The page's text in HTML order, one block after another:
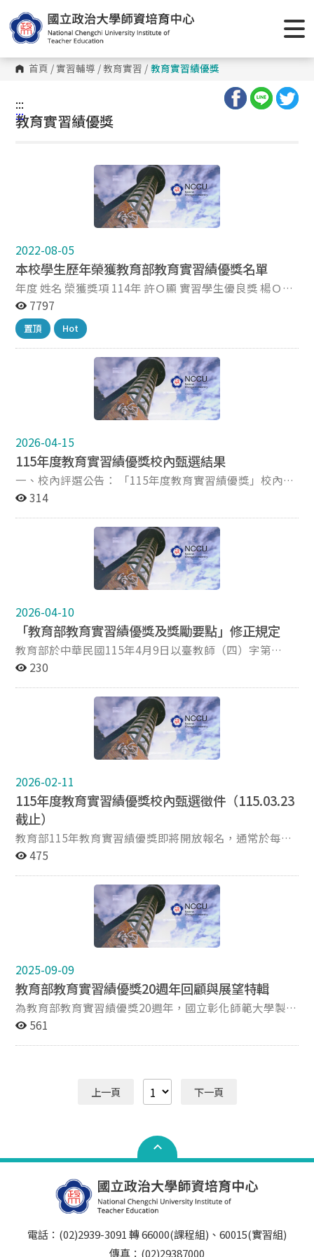
首頁 /實習輔導 /教育實習 / 教育實習績優獎
:::
:::
教育實習績優獎
2022-08-05
本校學生歷年榮獲教育部教育實習績優獎名單
年度 姓名 榮獲獎項 114年 許Ｏ顯 實習學生優良獎 楊Ｏ樵
實習學生優良獎 113年 王Ｏ勻 實習學生楷模獎 藍Ｏ焄 實
習學生優良獎 112年 王Ｏ文 實習學生楷模獎 江Ｏ妤 實習
學生優良獎 111年 陳Ｏ元 實習學生優良獎 109年 周Ｏ廷
實習學生優良獎 107年 陳Ｏ愷 實習學生優良獎 曾Ｏ薰 實
實習學生楷模獎 江Ｏ澂 實習學生優良獎 104年 茅Ｏ媛 實
7797
置頂 Hot
2026-04-15
115年度教育實習績優獎校內甄選結果
一、校內評選公告： 「115年度教育實習績優獎」校內評
選結果出爐囉！各獎項之校內評選結果如下，恭喜所有獲
宜，敬請以上獲獎者留意信件通知。 （一）教育實習學生
灣師範大學附屬高級中學附設國中部 國中國文科 獎金
狀1紙 佳作 - - - 獎金500元 獎狀1紙 （二）教育實習輔導
教師 名次 姓名 服務學校 輔導教師身分別 獎勵 第一名 陳
○媛 國立臺灣師範大學附屬高級中學 教學實習輔導教師
導師實習輔導教師 獎金4,000元 獎狀1紙 第二名 - - - 獎金
度教育實習績優獎。 本校可推薦名額依教育部115年4月9
日臺教師(四)字第1152600712A號令修正發布「教育部教
度本校實習學生總數低於50人，得推薦2名實習學生；
另，師資培育之大學至多推薦2名實習輔導教師及5名實習
指導教師，教育實習合作團體則不限推薦名額。 國立政治
大學師資培育中心實習組 聯絡電話｜(02)2939-3091 分機
60015 聯絡信箱｜pw2k@nccu.edu.tw 聯絡地址｜
頁｜https://ite.nccu.edu.tw/
314
2026-04-10
「教育部教育實習績優獎及獎勵要點」修正規定
教育部於中華民國115年4月9日以臺教師（四）字第
1152600712A號令修正發布「教育部教育實習績優獎及獎
（https://edu.law.moe.gov.tw）下載。
230
2026-02-11
115年度教育實習績優獎校內甄選徵件（115.03.23
截止）
教育部115年教育實習績優獎即將開放報名，通常於每年
3月中下旬公告相關資訊，此獎項須由師培大學端薦送，
閱下列相關規定並踴躍參與！ 一、參賽資格 完成114學年
度第1學期（114.08-115.01）教育實習之本校實習學生、
申請由本校輔導之跨校實習學生。 擔任114學年度第1學
期（114.08-115.01）之本校實習指導教師。 二、校內甄
作團體獎項應擇一項目參賽，不得重複。 實習指導教師獎
項及教育實習合作團體獎項應擇一項目參賽，不得重複。
【教育實習績優獎－實習學生】 附件17：評選資料檢核
表（固定格式，須置於評選資料第一頁） 附件18：實習
育實習楷模事蹟（參考格式，可依版面編排採用自訂格式
呈現，可檢附相關佐證資料；若附圖片需簡要說明） 附件
摘要（參考格式，非必要呈現內容，但建議可檢附，可依
版面編排採用自訂格式呈現；若附圖片需簡要說明） 非必
繳資料：得提供10分鐘以內之教學過程影片，用以呈現教
學演示成效 【教育實習績優獎－實習指導教師】 附件4：
件5：實習指導教師評選申請表（固定格式） 實習指導教
475
2025-09-09
教育部教育實習績優獎20週年回顧與展望特輯
為教育部教育實習績優獎20週年，國立彰化師範大學製作
「教育實習績優獎20週年回顧與展望特輯」(以下稱本特
師與師資生之重視。 本特輯內容包含數位策展網站、「自
我認同與對未來教師期許」及「教學現場的情況與傳承故
葉繁茂、碩果及未來展望)，介紹教育實習績優獎宗旨與
精神，並提供教育現場故事及亮點勉勵語錄，以影音方式
傳遞實習指導教授、實習輔導教師及實習學生共學的真實
溫度，聆聽教育實習日常的動人篇章；另有關影片部分，
預計114年10月中旬於數位策展網站呈現，精簡版影片部
https://eii.ncue.edu.tw/internship20th/。 成果分享
561
上一頁 下一頁
電話：(02)2939-3091 轉 66000(課程組)、60015(實習組)
傳真：(02)29387000